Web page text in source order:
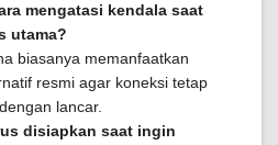
mengatasi kendala saat
utama?
biasanya memanfaatkan
resmi agar koneksi tetap
lancar.
disiapkan saat ingin